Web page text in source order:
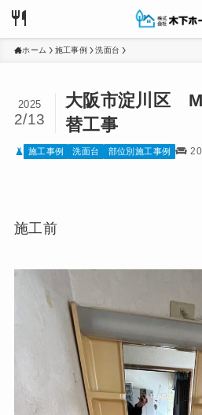
ホーム 施工事例 洗面台
大阪市淀川区
替工事
2025
2/13
施工事例 洗面台 部位別施工事例
施工前